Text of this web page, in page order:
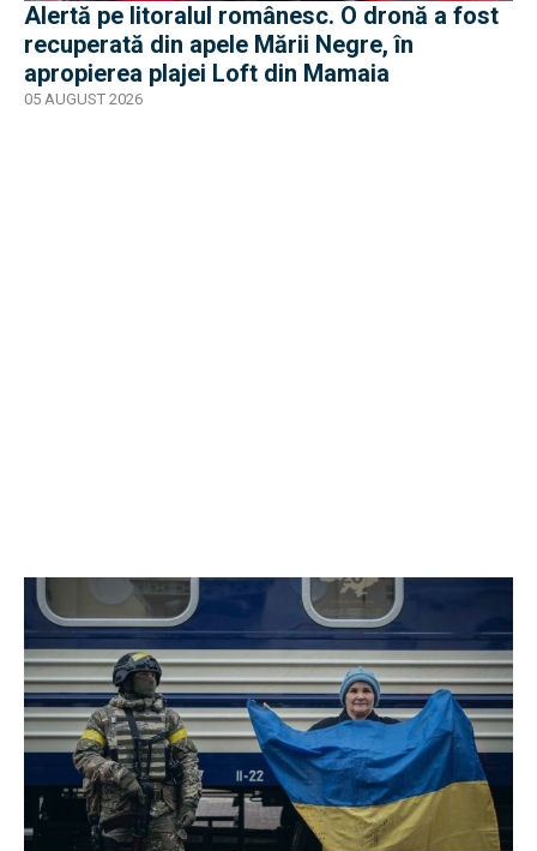
Alertă pe litoralul românesc. O dronă a fost
recuperată din apele Mării Negre, în
apropierea plajei Loft din Mamaia
05 AUGUST 2026